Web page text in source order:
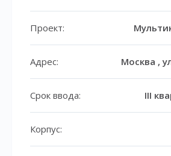
Проект:
Адрес: Москва ,
Срок ввода: III
Корпус: